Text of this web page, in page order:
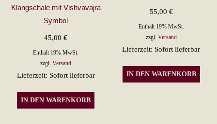
können
Produktseite
Klangschale mit Vishvavajra
Symbol
45,00€
Enthält 19% MwSt.
zzgl.Versand
Lieferzeit: Sofort lieferbar
IN DEN WARENKORB
55,00 €
Enthält 19% MwSt.
zzgl. Versand
Lieferzeit: Sofort lieferbar
IN DEN WARENKORB